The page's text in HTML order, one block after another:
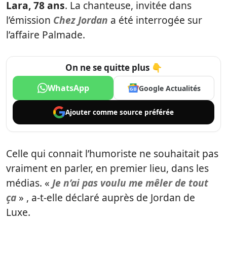
Lara, 78 ans. La chanteuse, invitée dans
l’émission Chez Jordan a été interrogée sur
l’affaire Palmade.
On ne se quitte plus 👇
WhatsApp Google Actualités
Ajouter comme source préférée
Celle qui connait l’humoriste ne souhaitait pas
vraiment en parler, en premier lieu, dans les
médias. « Je n’ai pas voulu me mêler de tout
ça » , a-t-elle déclaré auprès de Jordan de
Luxe.